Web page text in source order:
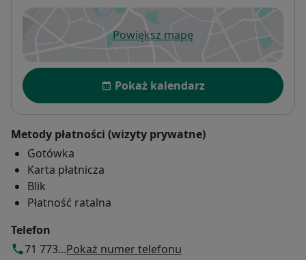
Powiększ mapęotwiera się w nowej karcie
Dostępność
Pokaż kalendarz
Metody płatności (wizyty prywatne)
Gotówka
Karta płatnicza
Blik
Płatność ratalna
Telefon
71 773...Pokaż numer telefonu